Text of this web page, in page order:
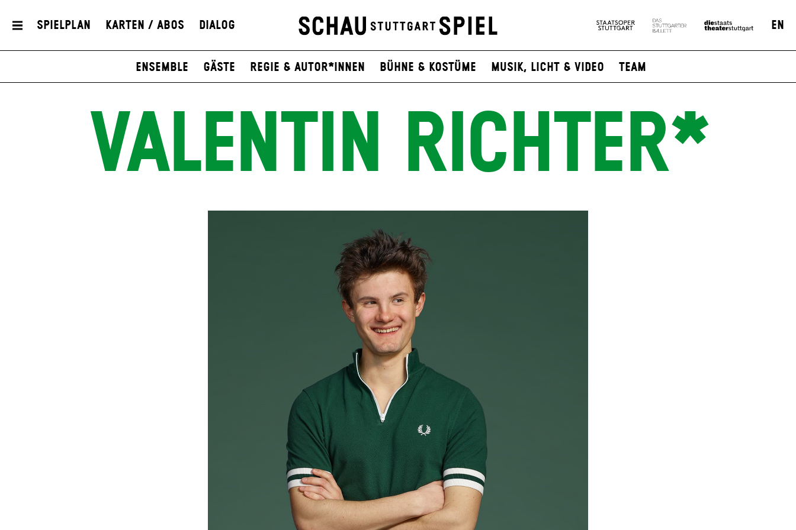
Spielplan Karten / Abos Dialog EN
Ensemble Gäste Regie & Autor*innen Bühne & Kostüme Musik, Licht & Video Team
VALENTIN RICHTER*